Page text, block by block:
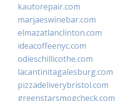
kautorepair.com
marjaeswinebar.com
elmazatlanclinton.com
ideacoffeenyc.com
odieschillicothe.com
lacantinitagalesburg.com
pizzadeliverybristol.com
greenstarsmogcheck.com